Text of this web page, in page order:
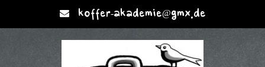
koffer-akademie@gmx.de